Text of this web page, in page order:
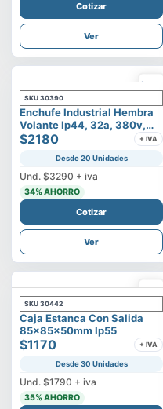
Cotizar
Ver
SKU 30390
Enchufe Industrial Hembra
Volante Ip44, 32a, 380v,
3p+t
$2180 + IVA
Desde 20 Unidades
Und. $3290 + iva
34% AHORRO
Cotizar
Ver
SKU 30442
Caja Estanca Con Salida
85x85x50mm Ip55
$1170 + IVA
Desde 30 Unidades
Und. $1790 + iva
35% AHORRO